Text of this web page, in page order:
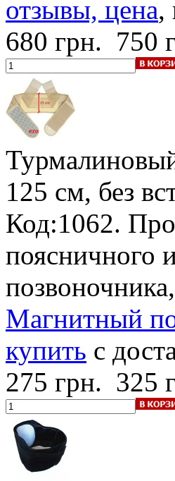
отзывы, цена,
680 грн. 750
125 см, без
Код:1062.
поясничного
Магнитный
купить с
275 грн. 325